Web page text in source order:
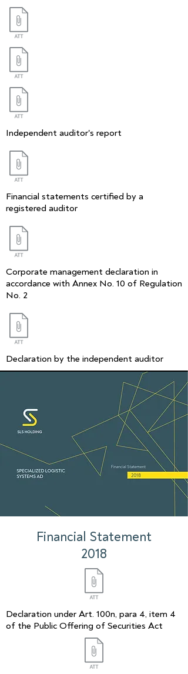
Independent auditor's report
Financial statements certified by a
registered auditor
Corporate management declaration in
accordance with Annex No. 10 of Regulation
No. 2
Declaration by the independent auditor
Financial Statement
2018
Declaration under Art. 100n, para 4, item 4
of the Public Offering of Securities Act